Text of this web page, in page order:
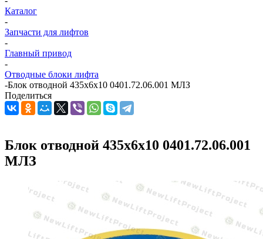
Каталог
-
Запчасти для лифтов
-
Главный привод
-
Отводные блоки лифта
-Блок отводной 435х6х10 0401.72.06.001 МЛЗ
Поделиться
Блок отводной 435х6х10 0401.72.06.001
МЛЗ